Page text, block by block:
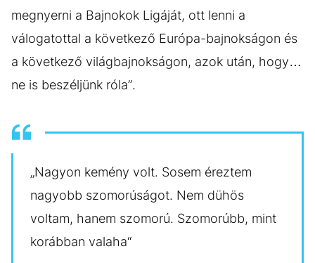
megnyerni a Bajnokok Ligáját, ott lenni a
válogatottal a következő Európa-bajnokságon és
a következő világbajnokságon, azok után, hogy…
ne is beszéljünk róla”.
„Nagyon kemény volt. Sosem éreztem
nagyobb szomorúságot. Nem dühös
voltam, hanem szomorú. Szomorúbb, mint
korábban valaha“